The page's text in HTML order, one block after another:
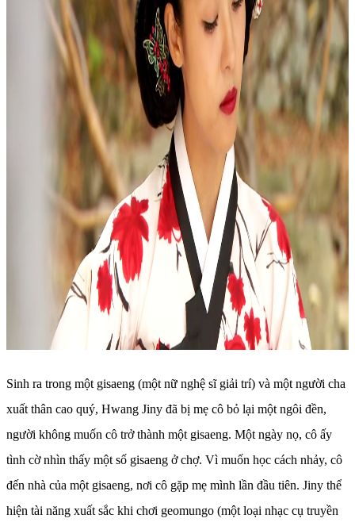
Sinh ra trong một gisaeng (một nữ nghệ sĩ giải trí) và một người cha
xuất thân cao quý, Hwang Jiny đã bị mẹ cô bỏ lại một ngôi đền,
người không muốn cô trở thành một gisaeng. Một ngày nọ, cô ấy
tình cờ nhìn thấy một số gisaeng ở chợ. Vì muốn học cách nhảy, cô
đến nhà của một gisaeng, nơi cô gặp mẹ mình lần đầu tiên. Jiny thể
hiện tài năng xuất sắc khi chơi geomungo (một loại nhạc cụ truyền